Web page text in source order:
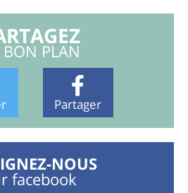
BON PLAN
Partager
NOUS
facebook